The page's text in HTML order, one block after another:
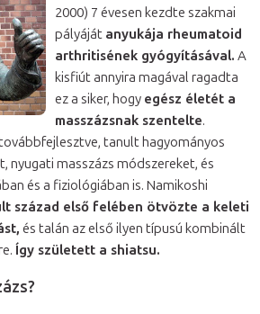
2000) 7 évesen kezdte szakmai
pályáját anyukája rheumatoid
arthritisének gyógyításával. A
kisfiút annyira magával ragadta
ez a siker, hogy egész életét a
masszázsnak szentelte.
tanult hagyományos
nyugati masszázs módszereket, és
és a fiziológiában is. Namikoshi
század első felében ötvözte a keleti
és talán az első ilyen típusú kombinált
Így született a shiatsu.